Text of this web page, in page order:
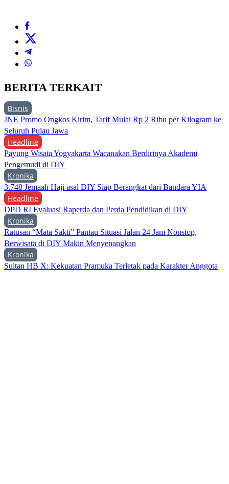
BERITA TERKAIT
Bisnis
JNE Promo Ongkos Kirim, Tarif Mulai Rp 2 Ribu per Kilogram ke
Seluruh Pulau Jawa
Headline
Payung Wisata Yogyakarta Wacanakan Berdirinya Akademi
Pengemudi di DIY
Kronika
3.748 Jemaah Haji asal DIY Siap Berangkat dari Bandara YIA
Headline
DPD RI Evaluasi Raperda dan Perda Pendidikan di DIY
Kronika
Ratusan “Mata Sakti” Pantau Situasi Jalan 24 Jam Nonstop,
Berwisata di DIY Makin Menyenangkan
Kronika
Sultan HB X: Kekuatan Pramuka Terletak pada Karakter Anggota